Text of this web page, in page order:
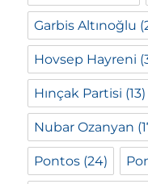
Garbis Altınoğlu
Hovsep Hayreni
Hınçak Partisi (13)
Nubar Ozanyan
Pontos (24)